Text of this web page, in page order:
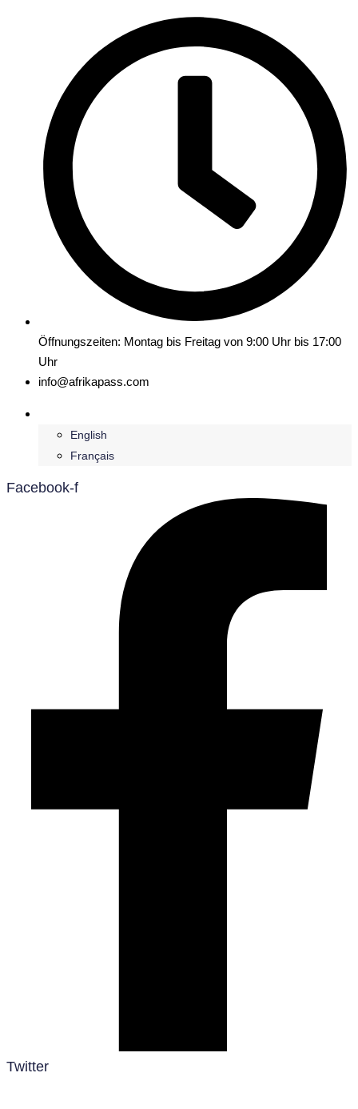
Öffnungszeiten: Montag bis Freitag von 9:00 Uhr bis 17:00
Uhr
info@afrikapass.com
English
Français
Facebook-f
Twitter